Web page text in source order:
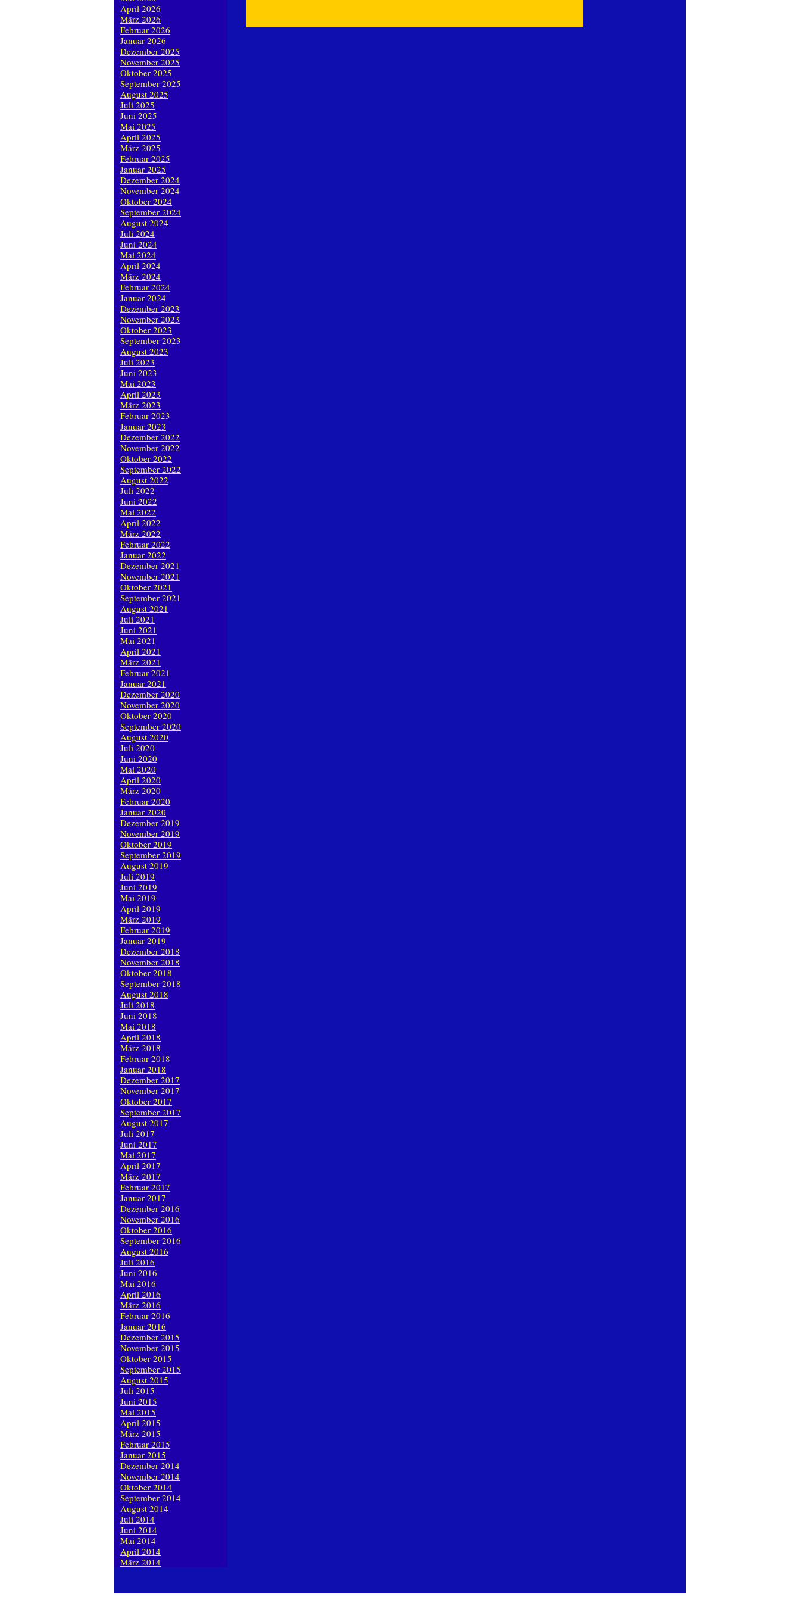
April 2026
März 2026
Februar 2026
Januar 2026
Dezember 2025
November 2025
Oktober 2025
September 2025
August 2025
Juli 2025
Juni 2025
Mai 2025
April 2025
März 2025
Februar 2025
Januar 2025
Dezember 2024
November 2024
Oktober 2024
September 2024
August 2024
Juli 2024
Juni 2024
Mai 2024
April 2024
März 2024
Februar 2024
Januar 2024
Dezember 2023
November 2023
Oktober 2023
September 2023
August 2023
Juli 2023
Juni 2023
Mai 2023
April 2023
März 2023
Februar 2023
Januar 2023
Dezember 2022
November 2022
Oktober 2022
September 2022
August 2022
Juli 2022
Juni 2022
Mai 2022
April 2022
März 2022
Februar 2022
Januar 2022
Dezember 2021
November 2021
Oktober 2021
September 2021
August 2021
Juli 2021
Juni 2021
Mai 2021
April 2021
März 2021
Februar 2021
Januar 2021
Dezember 2020
November 2020
Oktober 2020
September 2020
August 2020
Juli 2020
Juni 2020
Mai 2020
April 2020
März 2020
Februar 2020
Januar 2020
Dezember 2019
November 2019
Oktober 2019
September 2019
August 2019
Juli 2019
Juni 2019
Mai 2019
April 2019
März 2019
Februar 2019
Januar 2019
Dezember 2018
November 2018
Oktober 2018
September 2018
August 2018
Juli 2018
Juni 2018
Mai 2018
April 2018
März 2018
Februar 2018
Januar 2018
Dezember 2017
November 2017
Oktober 2017
September 2017
August 2017
Juli 2017
Juni 2017
Mai 2017
April 2017
März 2017
Februar 2017
Januar 2017
Dezember 2016
November 2016
Oktober 2016
September 2016
August 2016
Juli 2016
Juni 2016
Mai 2016
April 2016
März 2016
Februar 2016
Januar 2016
Dezember 2015
November 2015
Oktober 2015
September 2015
August 2015
Juli 2015
Juni 2015
Mai 2015
April 2015
März 2015
Februar 2015
Januar 2015
Dezember 2014
November 2014
Oktober 2014
September 2014
August 2014
Juli 2014
Juni 2014
Mai 2014
April 2014
März 2014